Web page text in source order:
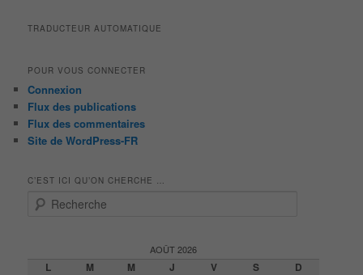
TRADUCTEUR AUTOMATIQUE
POUR VOUS CONNECTER
Connexion
Flux des publications
Flux des commentaires
Site de WordPress-FR
C’EST ICI QU’ON CHERCHE …
AOÛT 2026
L M M J V S D